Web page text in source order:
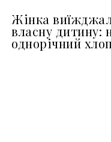
Жінка
власну дитину:
однорічний